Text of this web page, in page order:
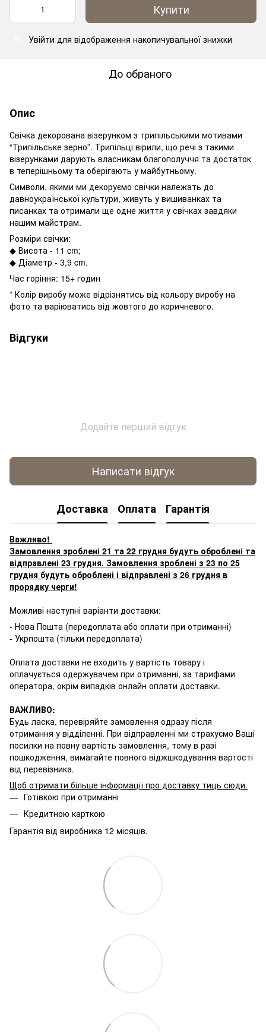
Купити
Увійти для відображення накопичувальної знижки
До обраного
Опис
Свічка декорована візерунком з трипільськими мотивами
“Трипільське зерно”. Трипільці вірили, що речі з такими
візерунками дарують власникам благополуччя та достаток
в теперішньому та оберігають у майбутньому.
Символи, якими ми декоруємо свічки належать до
давноукраїнської культури, живуть у вишиванках та
писанках та отримали ще одне життя у свічках завдяки
нашим майстрам.
Розміри свічки:
◆ Висота - 11 cm;
◆ Діаметр - 3,9 cm.
Час горіння: 15+ годин
* Колір виробу може відрізнятись від кольору виробу на
фото та варіюватись від жовтого до коричневого.
Відгуки
Додайте перший відгук
Написати відгук
Доставка Оплата Гарантія
Важливо!
Замовлення зроблені 21 та 22 грудня будуть оброблені та
відправлені 23 грудня. Замовлення зроблені з 23 по 25
грудня будуть оброблені і відправлені з 26 грудня в
прорядку черги!
Можливі наступні варіанти доставки:
- Нова Пошта (передоплата або оплати при отриманні)
- Укрпошта (тільки передоплата)
Оплата доставки не входить у вартість товару і
оплачується одержувачем при отриманні, за тарифами
оператора, окрім випадків онлайн оплати доставки.
ВАЖЛИВО:
Будь ласка, перевіряйте замовлення одразу після
отримання у відділенні. При відправленні ми страхуємо Ваші
посилки на повну вартість замовлення, тому в разі
пошкодження, вимагайте повного віджшкодування вартості
від перевізника.
Щоб отримати більше інформації про доставку тиць сюди.
Готівкою при отриманні
Кредитною карткою
Гарантія від виробника 12 місяців.